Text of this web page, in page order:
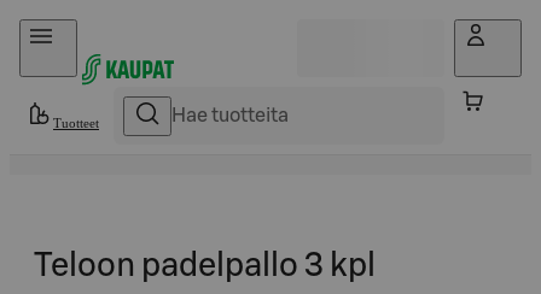
Hyppää sisältöön
Tuotteet
Teloon padelpallo 3 kpl